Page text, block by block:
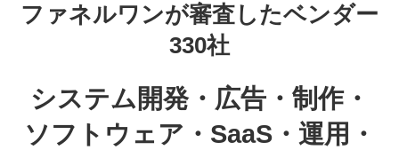
ファネルワンが審査したベンダー
330社
システム開発・広告・制作・
ソフトウェア・SaaS・運用・